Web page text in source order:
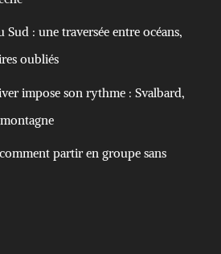
: une traversée entre océans,
oubliés
impose son rythme : Svalbard,
partir en groupe sans